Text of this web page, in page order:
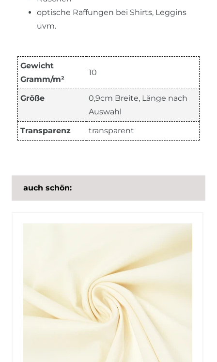
optische Raffungen bei Shirts, Leggins
uvm.
Gewicht
Gramm/m²
10
Größe
0,9cm Breite, Länge nach
Auswahl
Transparenz transparent
auch schön: